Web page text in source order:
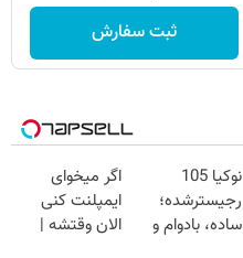
ثبت سفارش
نوکیا 105
رجیسترشده؛
ساده، بادوام و
اگر میخوای
ایمپلنت کنی
الان وقتشه |